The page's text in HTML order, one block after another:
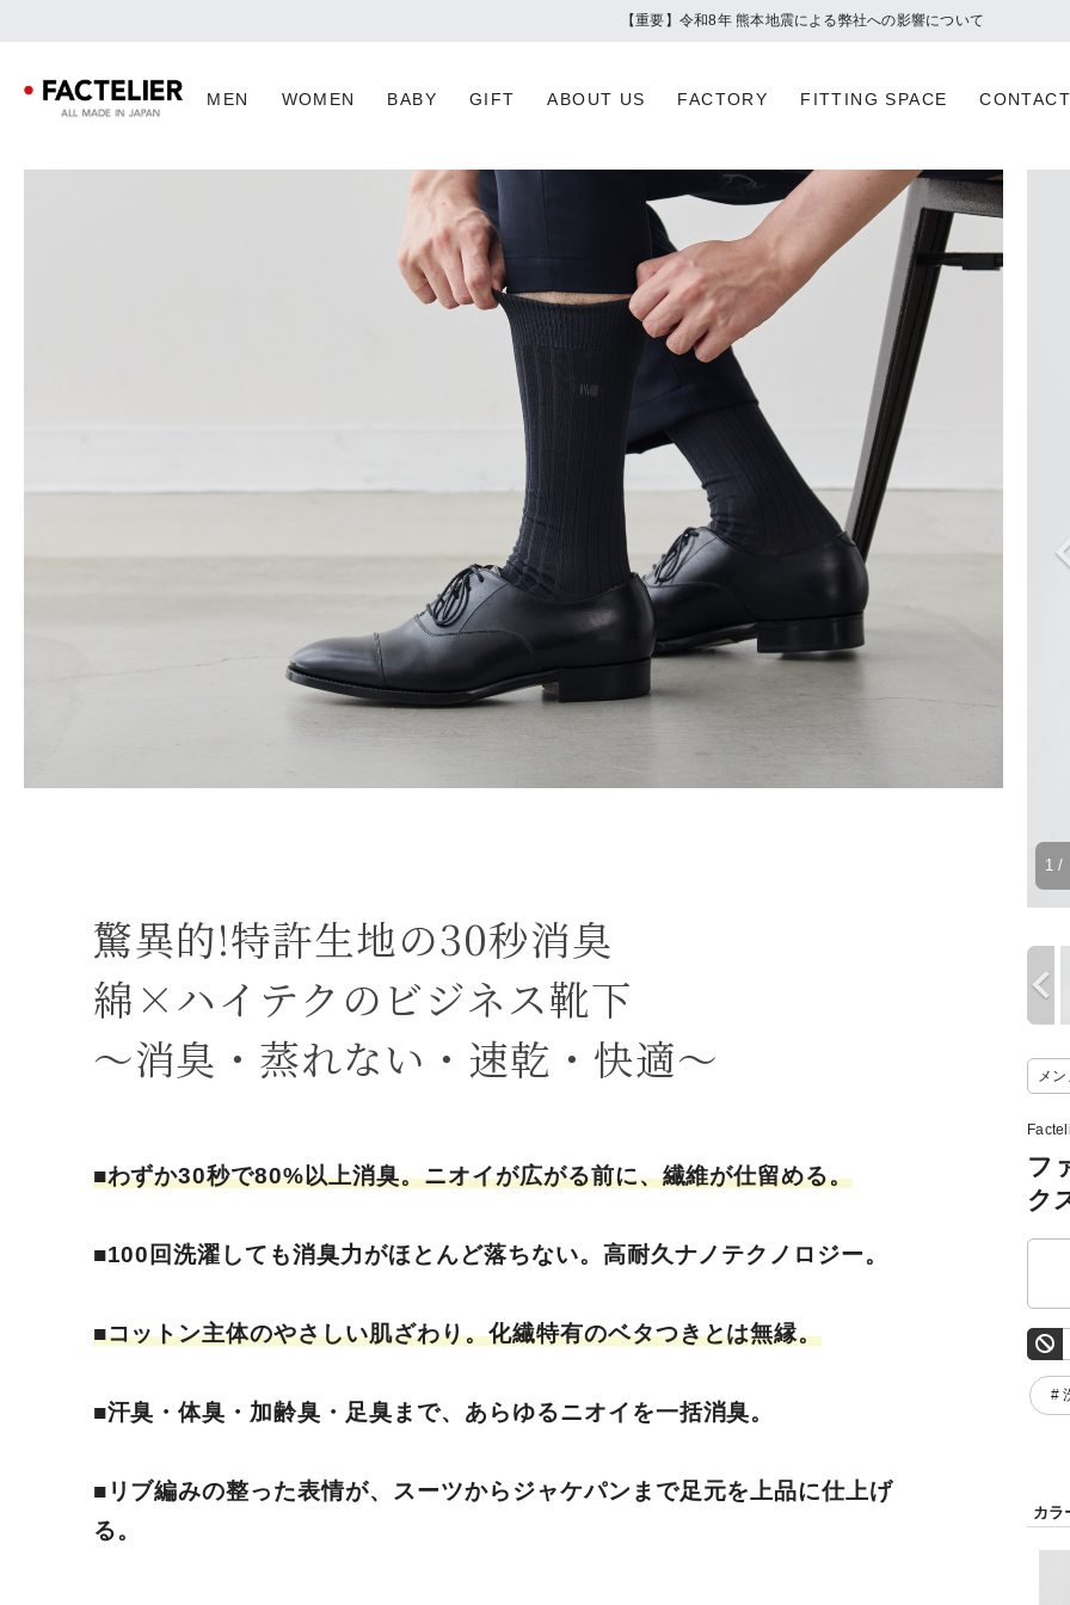
夏季休業のお知らせ
MEN WOMEN BABY GIFT ABOUT US FACTORY FITTING SPACE
1 /
メ
フ
ク
#
カラ
驚異的!特許生地の30秒消臭
綿×ハイテクのビジネス靴下
～消臭・蒸れない・速乾・快適～
■わずか30秒で80%以上消臭。ニオイが広がる前に、繊維が仕留める。
■100回洗濯しても消臭力がほとんど落ちない。高耐久ナノテクノロジー。
■コットン主体のやさしい肌ざわり。化繊特有のベタつきとは無縁。
■汗臭・体臭・加齢臭・足臭まで、あらゆるニオイを一括消臭。
■リブ編みの整った表情が、スーツからジャケパンまで足元を上品に仕上げ
る。